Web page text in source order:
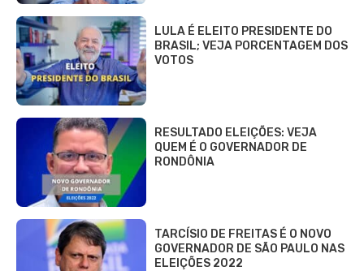
LULA É ELEITO PRESIDENTE DO
BRASIL; VEJA PORCENTAGEM DOS
VOTOS
RESULTADO ELEIÇÕES: VEJA
QUEM É O GOVERNADOR DE
RONDÔNIA
TARCÍSIO DE FREITAS É O NOVO
GOVERNADOR DE SÃO PAULO NAS
ELEIÇÕES 2022